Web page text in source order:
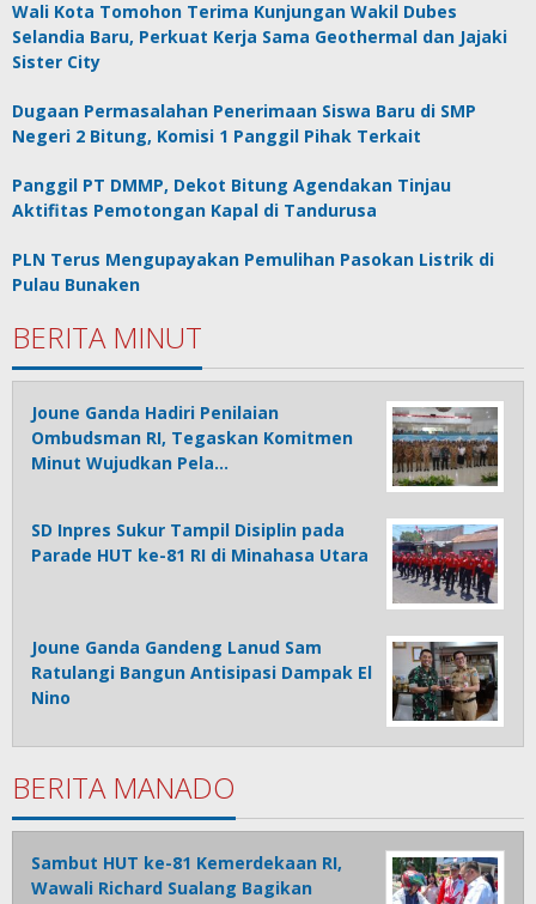
Wali Kota Tomohon Terima Kunjungan Wakil Dubes
Selandia Baru, Perkuat Kerja Sama Geothermal dan Jajaki
Sister City
Dugaan Permasalahan Penerimaan Siswa Baru di SMP
Negeri 2 Bitung, Komisi 1 Panggil Pihak Terkait
Panggil PT DMMP, Dekot Bitung Agendakan Tinjau
Aktifitas Pemotongan Kapal di Tandurusa
PLN Terus Mengupayakan Pemulihan Pasokan Listrik di
Pulau Bunaken
BERITA MINUT
Joune Ganda Hadiri Penilaian
Ombudsman RI, Tegaskan Komitmen
Minut Wujudkan Pela…
SD Inpres Sukur Tampil Disiplin pada
Parade HUT ke-81 RI di Minahasa Utara
Joune Ganda Gandeng Lanud Sam
Ratulangi Bangun Antisipasi Dampak El
Nino
BERITA MANADO
Sambut HUT ke-81 Kemerdekaan RI,
Wawali Richard Sualang Bagikan